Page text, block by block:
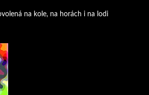
na kole, na horách i na lodi